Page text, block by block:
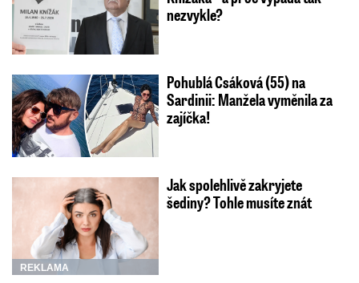
nezvykle?
Pohublá Csáková (55) na
Sardinii: Manžela vyměnila za
zajíčka!
REKLAMA
Jak spolehlivě zakryjete
šediny? Tohle musíte znát